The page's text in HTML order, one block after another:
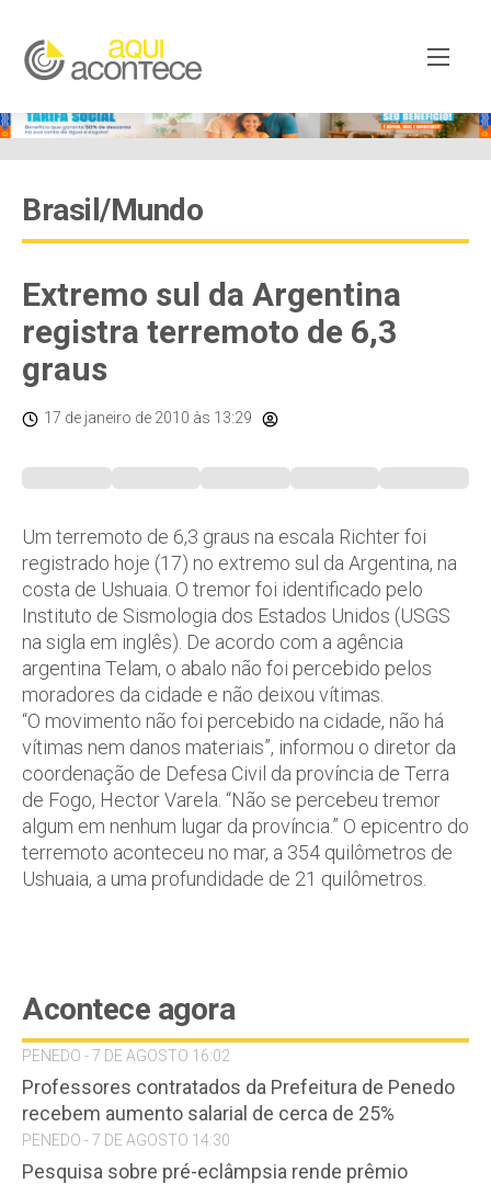
Brasil/Mundo
Extremo sul da Argentina
registra terremoto de 6,3
graus
17 de janeiro de 2010 às 13:29
Um terremoto de 6,3 graus na escala Richter foi
registrado hoje (17) no extremo sul da Argentina, na
costa de Ushuaia. O tremor foi identificado pelo
Instituto de Sismologia dos Estados Unidos (USGS
na sigla em inglês). De acordo com a agência
argentina Telam, o abalo não foi percebido pelos
moradores da cidade e não deixou vítimas.
“O movimento não foi percebido na cidade, não há
vítimas nem danos materiais”, informou o diretor da
coordenação de Defesa Civil da província de Terra
de Fogo, Hector Varela. “Não se percebeu tremor
algum em nenhum lugar da província.” O epicentro do
terremoto aconteceu no mar, a 354 quilômetros de
Ushuaia, a uma profundidade de 21 quilômetros.
Acontece agora
PENEDO - 7 DE AGOSTO 16:02
Professores contratados da Prefeitura de Penedo
recebem aumento salarial de cerca de 25%
PENEDO - 7 DE AGOSTO 14:30
Pesquisa sobre pré-eclâmpsia rende prêmio